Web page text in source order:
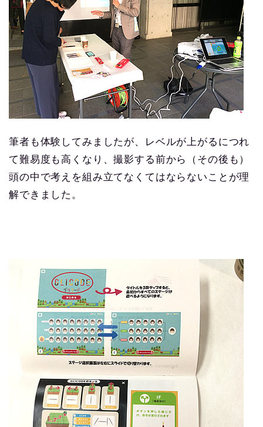
筆者も体験してみましたが、レベルが上がるにつれ
て難易度も高くなり、撮影する前から（その後も）
頭の中で考えを組み立てなくてはならないことが理
解できました。